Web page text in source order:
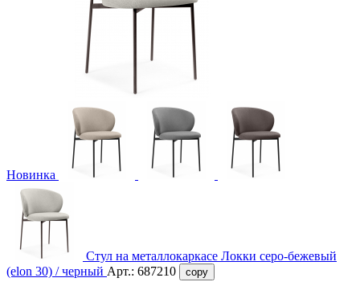
Новинка
Стул на металлокаркасе Локки серо-бежевый
(elon 30) / черный Арт.: 687210 copy